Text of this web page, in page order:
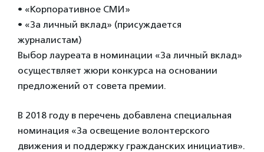
• «Корпоративное СМИ»
• «За личный вклад» (присуждается
журналистам)
Выбор лауреата в номинации «За личный вклад»
осуществляет жюри конкурса на основании
предложений от совета премии.
В 2018 году в перечень добавлена специальная
номинация «За освещение волонтерского
движения и поддержку гражданских инициатив».